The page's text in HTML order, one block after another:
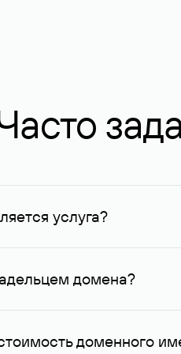
услуга?
в Руцентре и
домена?
его контактные
доменного